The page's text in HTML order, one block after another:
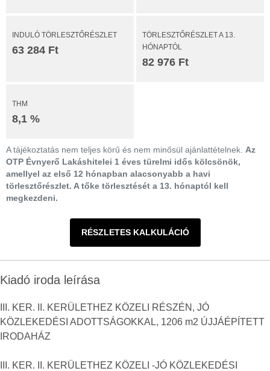
INDULÓ TÖRLESZTŐRÉSZLET
63 284 Ft
TÖRLESZTŐRÉSZLET A 13.
HÓNAPTÓL
82 976 Ft
THM
8,1 %
A tájékoztatás nem teljes körű és nem minősül ajánlattételnek. Az
OTP Évnyerő Lakáshitelei 1 éves türelmi idős kölcsönök,
amellyel az első 12 hónapban alacsonyabb a havi
törlesztőrészlet. A tőke törlesztését a 13. hónaptól kell
megkezdeni.
RÉSZLETES KALKULÁCIÓ
Kiadó iroda leírása
III. KER. II. KERÜLETHEZ KÖZELI RÉSZÉN, JÓ
KÖZLEKEDÉSI ADOTTSÁGOKKAL, 1206 m2 ÚJJÁÉPÍTETT
IRODAHÁZ
III. KER. II. KERÜLETHEZ KÖZELI -JÓ KÖZLEKEDÉSI